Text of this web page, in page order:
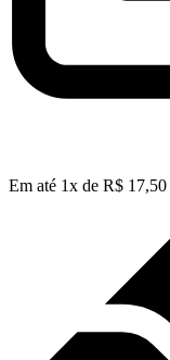
Em até 1x de R$ 17,50